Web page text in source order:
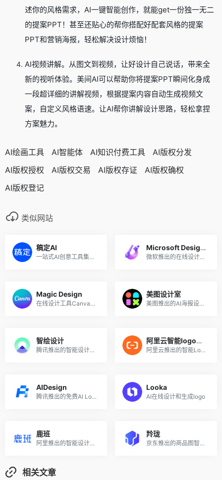
述你的风格需求，AI一键智能创作，就能get一份独一无二
的提案PPT！甚至还贴心的帮你搭配好配套风格的提案
PPT和营销海报，轻松解决设计烦恼！
AI视频讲解。从图文到视频，让好设计自己说话，带来全
新的视听体验。美间AI可以帮助你将提案PPT瞬间化身成
一段超详细的讲解视频，根据提案内容自动生成视频文
案，自定义风格语速。让AI帮你讲解设计思路，轻松拿捏
方案魅力。
AI绘画工具 AI智能体 AI知识付费工具
AI版权分发
AI版权授权
AI版权交易 AI版权存证
AI版权确权
AI版权登记
类似网站
稿定AI
一站式AI创意工具集合，AI绘图、场景生成，商品合成
Microsoft Designer
微软推出的在线设计海报和宣传图工具
Magic Design
在线设计工具Canva推出的AI设计工具
美图设计室
美图推出的AI海报设计工具，一键生成海报宣传图
智绘设计
腾讯推出的智能设计平台，让内容更精彩
阿里云智能logo设计
阿里云推出的智能Logo设计
AIDesign
腾讯推出的免费AI Logo在线设计工具
Looka
AI在线设计和生成logo
鹿班
阿里推出的智能设计商品图和海报的平台
羚珑
京东推出的商品图智能设计小工具
相关文章